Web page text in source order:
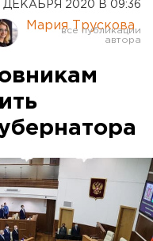
Курган
ДЕКАБРЯ 2020 В 09:36
Мария Трускова